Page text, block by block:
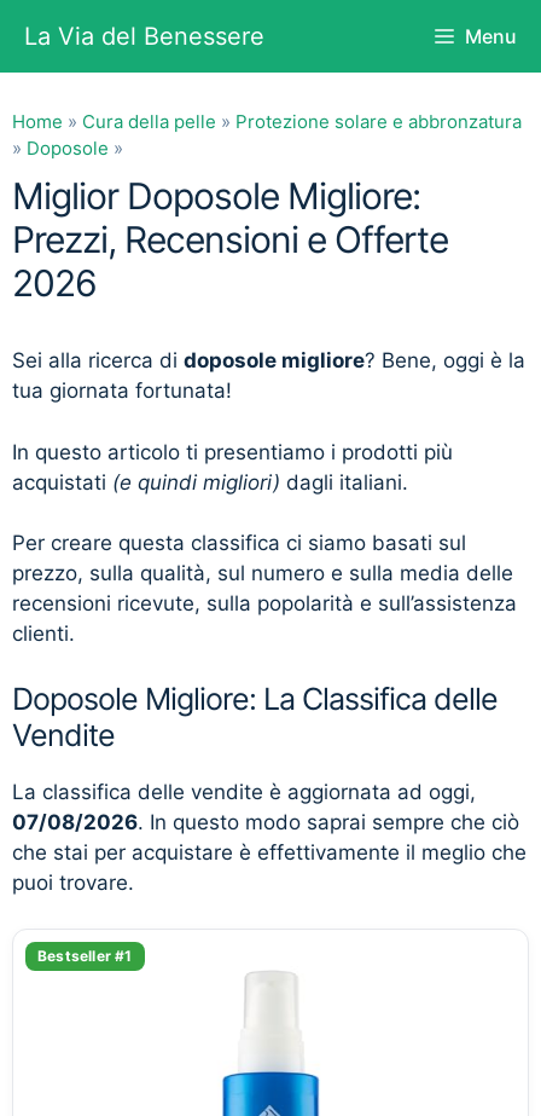
contenuto
La Via del Benessere Menu
Home » Cura della pelle » Protezione solare e abbronzatura
» Doposole »
Miglior Doposole Migliore:
Prezzi, Recensioni e Offerte
2026
Sei alla ricerca di doposole migliore? Bene, oggi è la
tua giornata fortunata!
In questo articolo ti presentiamo i prodotti più
acquistati (e quindi migliori) dagli italiani.
Per creare questa classifica ci siamo basati sul
prezzo, sulla qualità, sul numero e sulla media delle
recensioni ricevute, sulla popolarità e sull’assistenza
clienti.
Doposole Migliore: La Classifica delle
Vendite
La classifica delle vendite è aggiornata ad oggi,
07/08/2026. In questo modo saprai sempre che ciò
che stai per acquistare è effettivamente il meglio che
puoi trovare.
Bestseller #1